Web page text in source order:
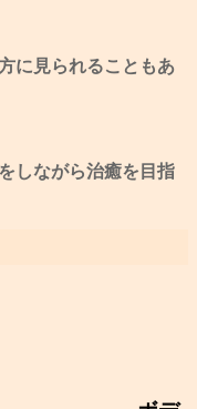
に見られることもあ
しながら治癒を目指